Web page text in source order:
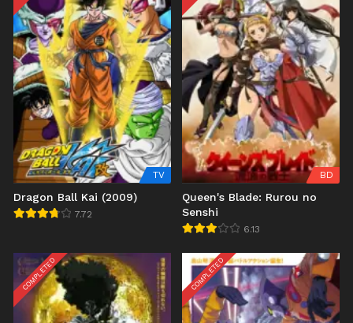
TV
Dragon Ball Kai (2009)
7.72
BD
Queen's Blade: Rurou no
Senshi
6.13
COMPLETED COMPLETED